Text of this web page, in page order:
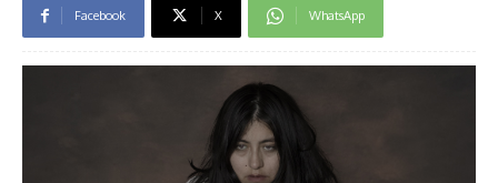
Facebook X WhatsApp